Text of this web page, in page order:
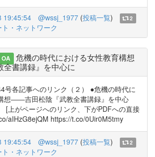
19:45:54 @wssj_1977 (投稿一覧)
2
ト・ネットワーク
OA
危機の時代における女性教育構想
全書講録』を中心に
号各記事へのリンク（２） ●危機の時代に
想――吉田松陰『武教全書講録』を中心
上がページへのリンク、下がPDFへの直接
aIHzG8ejQM https://t.co/0Uir0M5tmy
19:45:54 @wssj_1977 (投稿一覧)
2
ト・ネットワーク